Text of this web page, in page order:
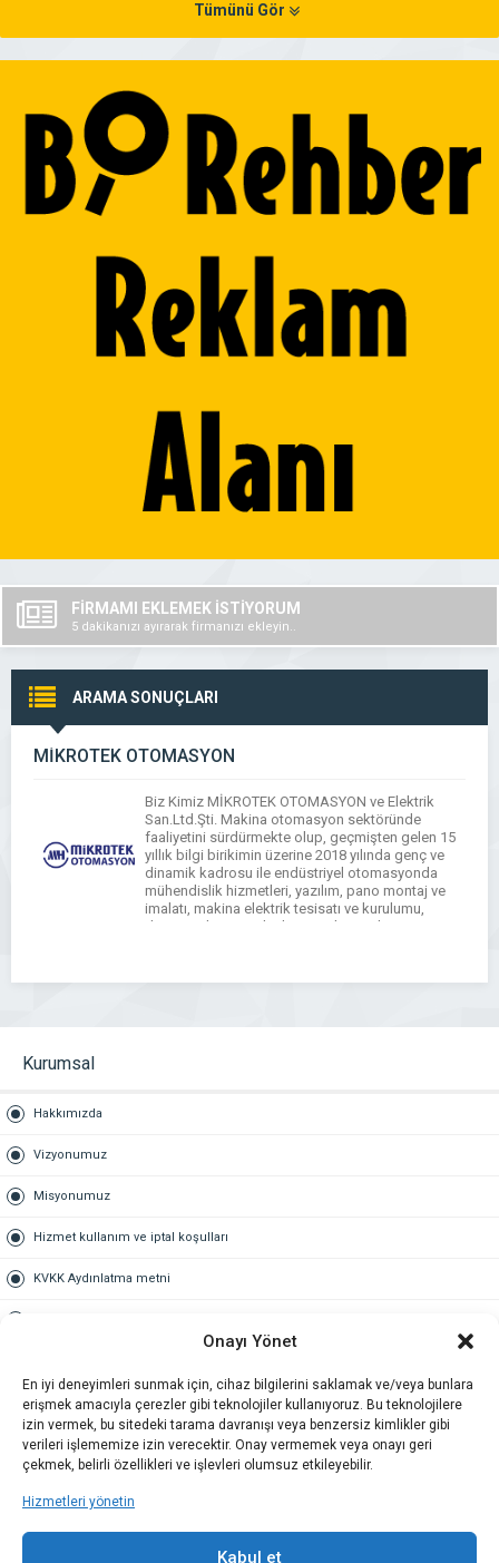
Onayı Yönet
En iyi deneyimleri sunmak için, cihaz bilgilerini saklamak ve/veya bunlara
erişmek amacıyla çerezler gibi teknolojiler kullanıyoruz. Bu teknolojilere
izin vermek, bu sitedeki tarama davranışı veya benzersiz kimlikler gibi
verileri işlememize izin verecektir. Onay vermemek veya onayı geri
çekmek, belirli özellikleri ve işlevleri olumsuz etkileyebilir.
Hizmetleri yönetin
Kabul et
Tümünü Gör
FİRMAMI EKLEMEK İSTİYORUM
5 dakikanızı ayırarak firmanızı ekleyin..
ARAMA SONUÇLARI
MİKROTEK OTOMASYON
Biz Kimiz MİKROTEK OTOMASYON ve Elektrik
San.Ltd.Şti. Makina otomasyon sektöründe
faaliyetini sürdürmekte olup, geçmişten gelen 15
yıllık bilgi birikimin üzerine 2018 yılında genç ve
dinamik kadrosu ile endüstriyel otomasyonda
mühendislik hizmetleri, yazılım, pano montaj ve
imalatı, makina elektrik tesisatı ve kurulumu,
devreye alma ve teknik servis hizmetleri
sonrası […]
Kurumsal
Hakkımızda
Vizyonumuz
Misyonumuz
Hizmet kullanım ve iptal koşulları
KVKK Aydınlatma metni
Gold üyelik nedir
Kariyer
İş Başvuru Formu